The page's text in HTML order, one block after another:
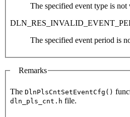
The specified event type is not
The specified event period is
Remarks
The DlnPlsCntSetEventCfg()
dln_pls_cnt.h file.